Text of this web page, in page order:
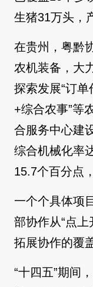
生猪31万头，
在贵州，粤黔
农机装备，大
探索发展“订单
+综合农事”等
合服务中心建
综合机械化率
15.7个百分点
一个个具体项
部协作从“点上
拓展协作的覆
“十四五”期间